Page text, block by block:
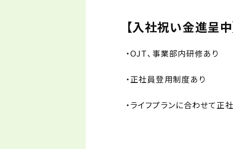
【入社祝い金進呈
・OJT、事業部内研修あり
・正社員登用制度あり
・ライフプランに合わせて正